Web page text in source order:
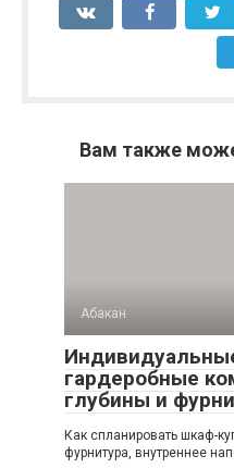
Вам также
Абакан
гардеробные
глубины и
Как спланировать шкаф-
фурнитура, внутреннее